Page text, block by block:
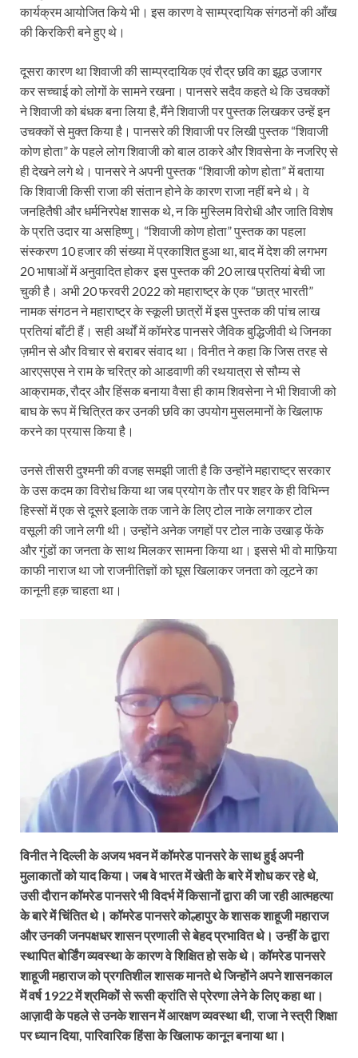
कार्यक्रम आयोजित किये भी। इस कारण वे साम्प्रदायिक संगठनों की आँख
की किरकिरी बने हुए थे।
दूसरा कारण था शिवाजी की साम्प्रदायिक एवं रौद्र छवि का झूठ उजागर
कर सच्चाई को लोगों के सामने रखना। पानसरे सदैव कहते थे कि उचक्कों
ने शिवाजी को बंधक बना लिया है, मैंने शिवाजी पर पुस्तक लिखकर उन्हें इन
उचक्कों से मुक्त किया है। पानसरे की शिवाजी पर लिखी पुस्तक “शिवाजी
कोण होता” के पहले लोग शिवाजी को बाल ठाकरे और शिवसेना के नजरिए से
ही देखने लगे थे। पानसरे ने अपनी पुस्तक “शिवाजी कोण होता” में बताया
कि शिवाजी किसी राजा की संतान होने के कारण राजा नहीं बने थे। वे
जनहितैषी और धर्मनिरपेक्ष शासक थे, न कि मुस्लिम विरोधी और जाति विशेष
के प्रति उदार या असहिष्णु। “शिवाजी कोण होता” पुस्तक का पहला
संस्करण 10 हजार की संख्या में प्रकाशित हुआ था, बाद में देश की लगभग
20 भाषाओं में अनुवादित होकर इस पुस्तक की 20 लाख प्रतियां बेची जा
चुकी है। अभी 20 फरवरी 2022 को महाराष्ट्र के एक “छात्र भारती”
नामक संगठन ने महाराष्ट्र के स्कूली छात्रों में इस पुस्तक की पांच लाख
प्रतियां बाँटी हैं। सही अर्थों में कॉमरेड पानसरे जैविक बुद्धिजीवी थे जिनका
ज़मीन से और विचार से बराबर संवाद था। विनीत ने कहा कि जिस तरह से
आरएसएस ने राम के चरित्र को आडवाणी की रथयात्रा से सौम्य से
आक्रामक, रौद्र और हिंसक बनाया वैसा ही काम शिवसेना ने भी शिवाजी को
बाघ के रूप में चित्रित कर उनकी छवि का उपयोग मुसलमानों के खिलाफ
करने का प्रयास किया है।
उनसे तीसरी दुश्मनी की वजह समझी जाती है कि उन्होंने महाराष्ट्र सरकार
के उस कदम का विरोध किया था जब प्रयोग के तौर पर शहर के ही विभिन्न
हिस्सों में एक से दूसरे इलाके तक जाने के लिए टोल नाके लगाकर टोल
वसूली की जाने लगी थी। उन्होंने अनेक जगहों पर टोल नाके उखाड़ फेंके
और गुंडों का जनता के साथ मिलकर सामना किया था। इससे भी वो माफ़िया
काफी नाराज था जो राजनीतिज्ञों को घूस खिलाकर जनता को लूटने का
कानूनी हक़ चाहता था।
विनीत ने दिल्ली के अजय भवन में कॉमरेड पानसरे के साथ हुई अपनी
मुलाकातों को याद किया। जब वे भारत में खेती के बारे में शोध कर रहे थे,
उसी दौरान कॉमरेड पानसरे भी विदर्भ में किसानों द्वारा की जा रही आत्महत्या
के बारे में चिंतित थे। कॉमरेड पानसरे कोल्हापुर के शासक शाहूजी महाराज
और उनकी जनपक्षधर शासन प्रणाली से बेहद प्रभावित थे। उन्हीं के द्वारा
स्थापित बोर्डिंग व्यवस्था के कारण वे शिक्षित हो सके थे। कॉमरेड पानसरे
शाहूजी महाराज को प्रगतिशील शासक मानते थे जिन्होंने अपने शासनकाल
में वर्ष 1922 में श्रमिकों से रूसी क्रांति से प्रेरणा लेने के लिए कहा था।
आज़ादी के पहले से उनके शासन में आरक्षण व्यवस्था थी, राजा ने स्त्री शिक्षा
पर ध्यान दिया, पारिवारिक हिंसा के खिलाफ कानून बनाया था।